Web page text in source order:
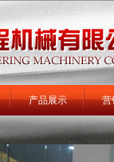
产品展示 营
矿用装载机